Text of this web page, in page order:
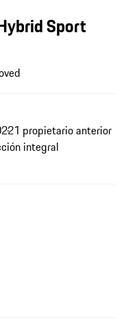
Sport
1 propietario anterior
integral